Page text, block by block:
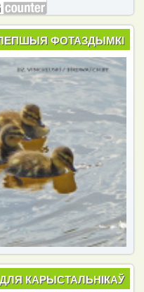
ФОТАЗДЫМКІ
КАРЫСТАЛЬНІКАЎ